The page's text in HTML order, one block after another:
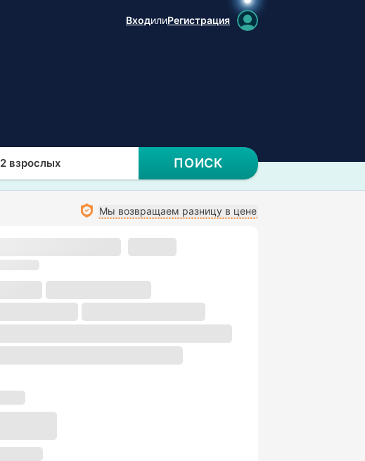
ВходилиРегистрация
2 взрослых ПОИСК
Мы возвращаем разницу в цене